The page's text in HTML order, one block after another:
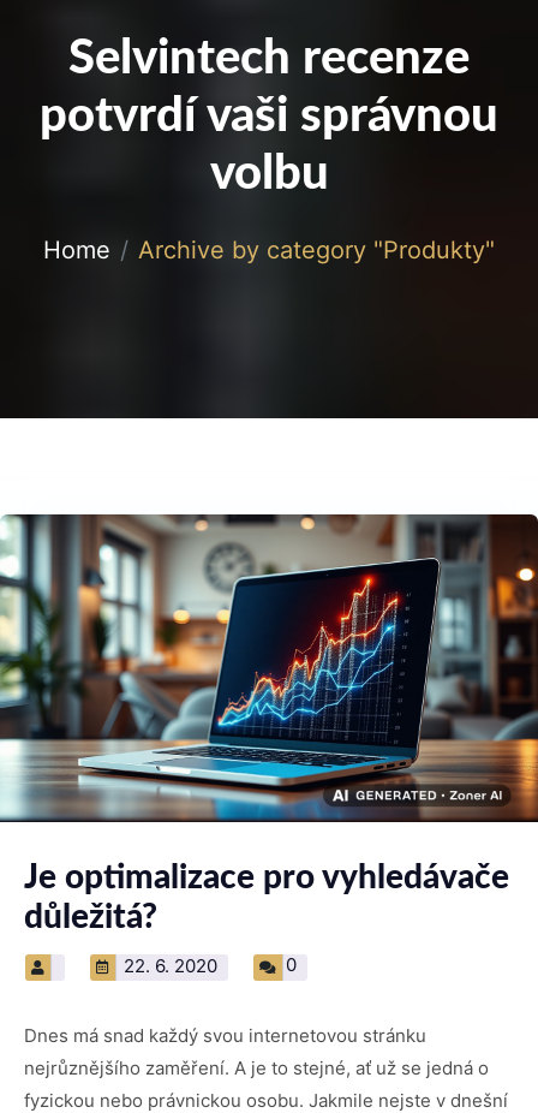
Selvintech recenze
potvrdí vaši správnou
volbu
Home Archive by category "Produkty"
Je optimalizace pro vyhledávače
důležitá?
22. 6. 2020 0
Dnes má snad každý svou internetovou stránku
nejrůznějšího zaměření. A je to stejné, ať už se jedná o
fyzickou nebo právnickou osobu. Jakmile nejste v dnešní